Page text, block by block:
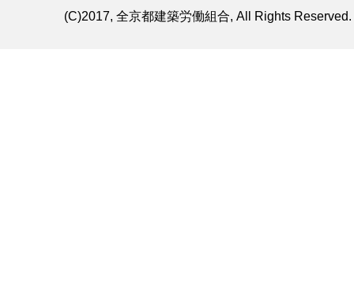
(C)2017, 全京都建築労働組合, All Rights Reserved.